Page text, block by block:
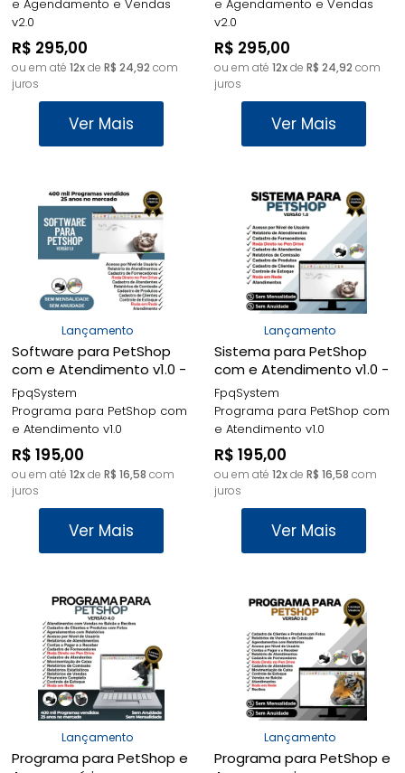
e Agendamento e Vendas
v2.0
R$ 295,00
ou em até 12xde R$ 24,92 com
juros
Ver Mais
e Agendamento e Vendas
v2.0
R$ 295,00
ou em até 12xde R$ 24,92 com
juros
Ver Mais
Lançamento
Software para PetShop
com e Atendimento v1.0 -
FpqSystem
FpqSystem
Programa para PetShop com
e Atendimento v1.0
R$ 195,00
ou em até 12xde R$ 16,58 com
juros
Ver Mais
Lançamento
Sistema para PetShop
com e Atendimento v1.0 -
FpqSystem
FpqSystem
Programa para PetShop com
e Atendimento v1.0
R$ 195,00
ou em até 12xde R$ 16,58 com
juros
Ver Mais
Lançamento
Programa para PetShop e
Lançamento
Programa para PetShop e